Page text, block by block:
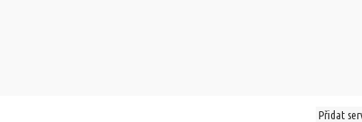
Přidat